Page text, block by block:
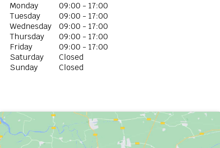
Monday
09:00 - 17:00
Tuesday
09:00 - 17:00
Wednesday
09:00 - 17:00
Thursday
09:00 - 17:00
Friday
09:00 - 17:00
Saturday
Closed
Sunday
Closed